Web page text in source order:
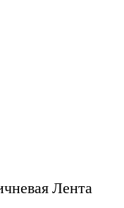
Лента